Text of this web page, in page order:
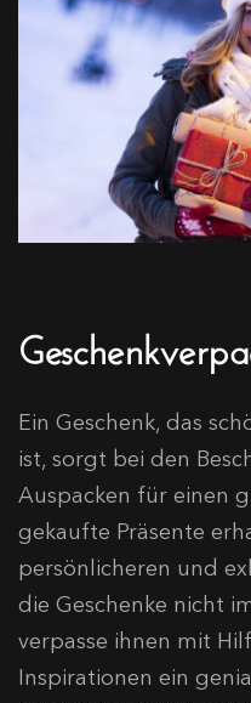
Ein Geschenk, das
ist, sorgt bei den
Auspacken für einen
gekaufte Präsente
persönlicheren und
die Geschenke nicht
verpasse ihnen mit
Inspirationen ein